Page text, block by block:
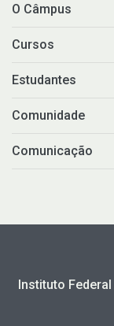
O Câmpus
Cursos
Estudantes
Comunidade
Comunicação
Instituto